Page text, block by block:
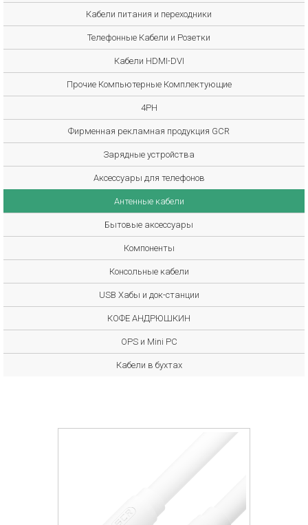
Кабели питания и переходники
Телефонные Кабели и Розетки
Кабели HDMI-DVI
Прочие Компьютерные Комплектующие
4PH
Фирменная рекламная продукция GCR
Зарядные устройства
Аксессуары для телефонов
Антенные кабели
Бытовые аксессуары
Компоненты
Консольные кабели
USB Хабы и док-станции
КОФЕ АНДРЮШКИН
OPS и Mini PC
Кабели в бухтах